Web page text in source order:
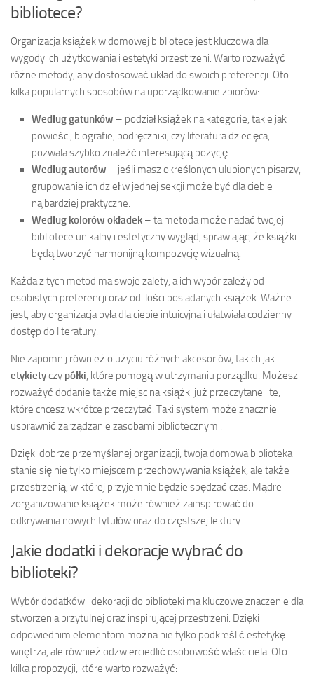
bibliotece?
Organizacja książek w domowej bibliotece jest kluczowa dla
wygody ich użytkowania i estetyki przestrzeni. Warto rozważyć
różne metody, aby dostosować układ do swoich preferencji. Oto
kilka popularnych sposobów na uporządkowanie zbiorów:
Według gatunków – podział książek na kategorie, takie jak
powieści, biografie, podręczniki, czy literatura dziecięca,
pozwala szybko znaleźć interesującą pozycję.
Według autorów – jeśli masz określonych ulubionych pisarzy,
grupowanie ich dzieł w jednej sekcji może być dla ciebie
najbardziej praktyczne.
Według kolorów okładek – ta metoda może nadać twojej
bibliotece unikalny i estetyczny wygląd, sprawiając, że książki
będą tworzyć harmonijną kompozycję wizualną.
Każda z tych metod ma swoje zalety, a ich wybór zależy od
osobistych preferencji oraz od ilości posiadanych książek. Ważne
jest, aby organizacja była dla ciebie intuicyjna i ułatwiała codzienny
dostęp do literatury.
Nie zapomnij również o użyciu różnych akcesoriów, takich jak
etykietyczy półki, które pomogą w utrzymaniu porządku. Możesz
rozważyć dodanie także miejsc na książki już przeczytane i te,
które chcesz wkrótce przeczytać. Taki system może znacznie
usprawnić zarządzanie zasobami bibliotecznymi.
Dzięki dobrze przemyślanej organizacji, twoja domowa biblioteka
stanie się nie tylko miejscem przechowywania książek, ale także
przestrzenią, w której przyjemnie będzie spędzać czas. Mądre
zorganizowanie książek może również zainspirować do
odkrywania nowych tytułów oraz do częstszej lektury.
Jakie dodatki i dekoracje wybrać do
biblioteki?
Wybór dodatków i dekoracji do biblioteki ma kluczowe znaczenie dla
stworzenia przytulnej oraz inspirującej przestrzeni. Dzięki
odpowiednim elementom można nie tylko podkreślić estetykę
wnętrza, ale również odzwierciedlić osobowość właściciela. Oto
kilka propozycji, które warto rozważyć: